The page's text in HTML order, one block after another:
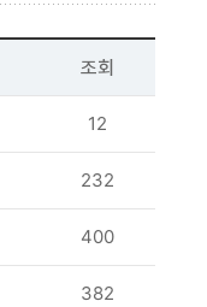
조회
12
232
400
382